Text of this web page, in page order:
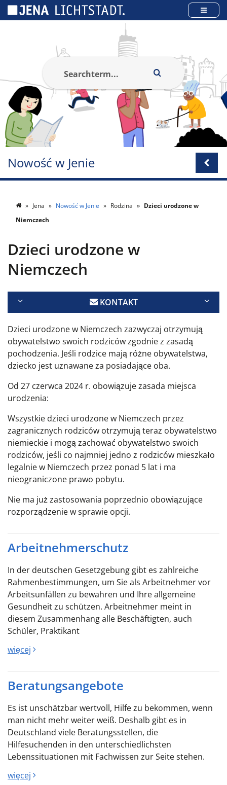
Nowość w Jenie
Jena Nowość w Jenie Rodzina
Dzieci urodzone w
Niemczech
Dzieci urodzone w
Niemczech
KONTAKT
Dzieci urodzone w Niemczech zazwyczaj otrzymują
obywatelstwo swoich rodziców zgodnie z zasadą
pochodzenia. Jeśli rodzice mają różne obywatelstwa,
dziecko jest uznawane za posiadające oba.
Od 27 czerwca 2024 r. obowiązuje zasada miejsca
urodzenia:
Wszystkie dzieci urodzone w Niemczech przez
zagranicznych rodziców otrzymują teraz obywatelstwo
niemieckie i mogą zachować obywatelstwo swoich
rodziców, jeśli co najmniej jedno z rodziców mieszkało
legalnie w Niemczech przez ponad 5 lat i ma
nieograniczone prawo pobytu.
Nie ma już zastosowania poprzednio obowiązujące
rozporządzenie w sprawie opcji.
Arbeitnehmerschutz
In der deutschen Gesetzgebung gibt es zahlreiche
Rahmenbestimmungen, um Sie als Arbeitnehmer vor
Arbeitsunfällen zu bewahren und Ihre allgemeine
Gesundheit zu schützen. Arbeitnehmer meint in
diesem Zusammenhang alle Beschäftigten, auch
Schüler, Praktikant
więcej
Beratungsangebote
Es ist unschätzbar wertvoll, Hilfe zu bekommen, wenn
man nicht mehr weiter weiß. Deshalb gibt es in
Deutschland viele Beratungsstellen, die
Hilfesuchenden in den unterschiedlichsten
Lebenssituationen mit Fachwissen zur Seite stehen.
więcej
Panel zarządzania plikami cookies